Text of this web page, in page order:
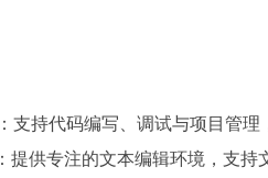
：支持代码编写、调试与项目管理
：提供专注的文本编辑环境，支持